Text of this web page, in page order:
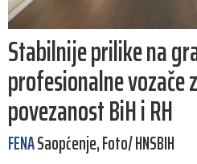
Stabilnije prilike na
profesionalne vozače
povezanost BiH i RH
FENASaopćenje, Foto/ HNSBIH